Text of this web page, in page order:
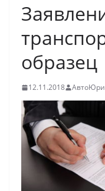
образец
12.11.2018